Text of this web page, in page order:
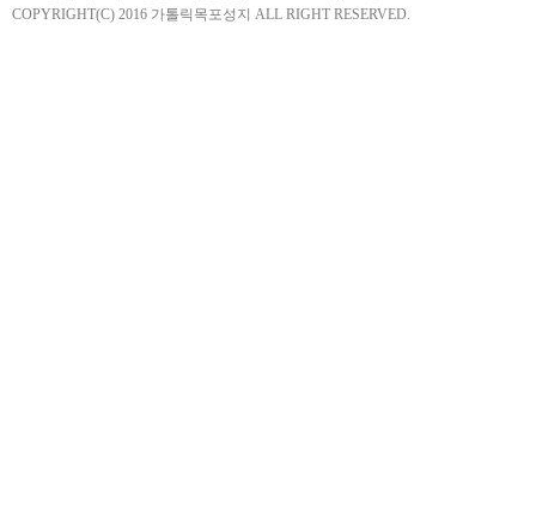
COPYRIGHT(C) 2016 가톨릭목포성지 ALL RIGHT RESERVED.